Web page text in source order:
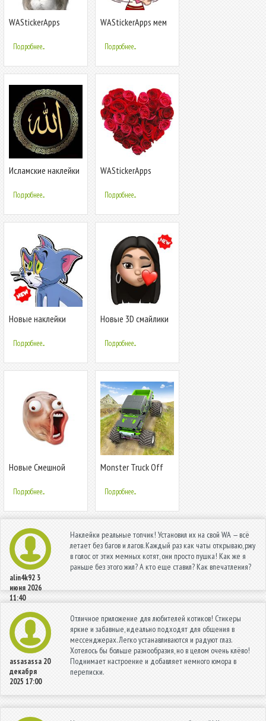
WAStickerApps
кот наклейки
Подробнее...
WAStickerApps мем
наклейки
Подробнее...
Исламские наклейки
WAStickerApps
Подробнее...
WAStickerApps
Подробнее...
Новые наклейки
Мультфильмы
Wastickerapps
Подробнее...
Новые 3D смайлики
(WAStickerApps
Emojis)
Подробнее...
Новые Смешной
WhatsApp
WAStickerApps
Подробнее...
Monster Truck Off
Подробнее...
alin4k92 3
июня 2026
11:40
Наклейки реальные топчик! Установил их на свой WA — всё
летает без багов и лагов. Каждый раз как чаты открываю, ржу
в голос от этих мемных котят, они просто пушка! Как же я
раньше без этого жил? А кто еще ставил? Как впечатления?
assasassa 20
декабря
2025 17:00
Отличное приложение для любителей котиков! Стикеры
яркие и забавные, идеально подходят для общения в
мессенджерах. Легко устанавливаются и радуют глаз.
Хотелось бы больше разнообразия, но в целом очень клёво!
Поднимает настроение и добавляет немного юмора в
переписки.